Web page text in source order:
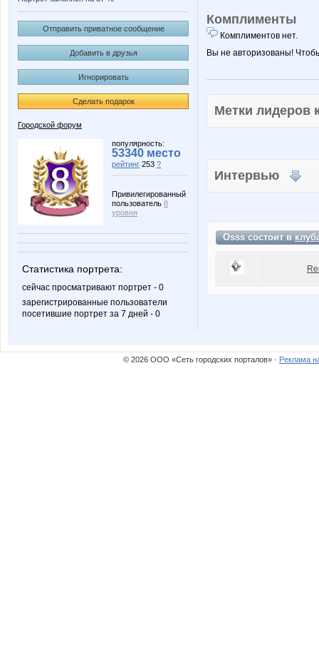
Отправить приватное сообщение
Добавить в друзья
Игнорировать
Сделать подарок
Городской форум
популярность:
53340 место
рейтинг 253 ?
Привилегированный
пользователь 8
уровня
Статистика портрета:
сейчас просматривают портрет - 0
зарегистрированные пользователи
посетившие портрет за 7 дней - 0
Комплименты
Комплиментов нет.
Вы не авторизованы!
Метки
Интервью
Osss состоит в
© 2026 ООО «Сеть городских порталов» · Реклама